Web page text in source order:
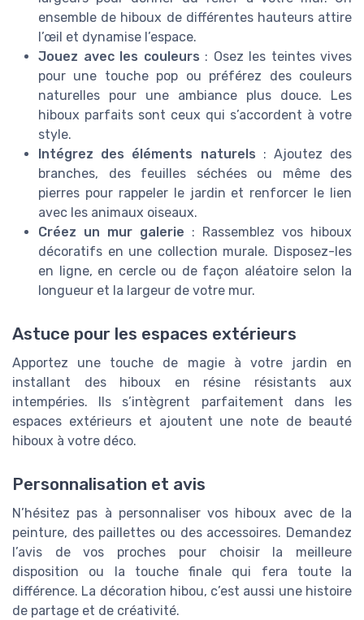
ensemble de hiboux de différentes hauteurs attire
l’œil et dynamise l’espace.
Jouez avec les couleurs : Osez les teintes vives
pour une touche pop ou préférez des couleurs
naturelles pour une ambiance plus douce. Les
hiboux parfaits sont ceux qui s’accordent à votre
style.
Intégrez des éléments naturels : Ajoutez des
branches, des feuilles séchées ou même des
pierres pour rappeler le jardin et renforcer le lien
avec les animaux oiseaux.
Créez un mur galerie : Rassemblez vos hiboux
décoratifs en une collection murale. Disposez-les
en ligne, en cercle ou de façon aléatoire selon la
longueur et la largeur de votre mur.
Astuce pour les espaces extérieurs
Apportez une touche de magie à votre jardin en
installant des hiboux en résine résistants aux
intempéries. Ils s’intègrent parfaitement dans les
espaces extérieurs et ajoutent une note de beauté
hiboux à votre déco.
Personnalisation et avis
N’hésitez pas à personnaliser vos hiboux avec de la
peinture, des paillettes ou des accessoires. Demandez
l’avis de vos proches pour choisir la meilleure
disposition ou la touche finale qui fera toute la
différence. La décoration hibou, c’est aussi une histoire
de partage et de créativité.